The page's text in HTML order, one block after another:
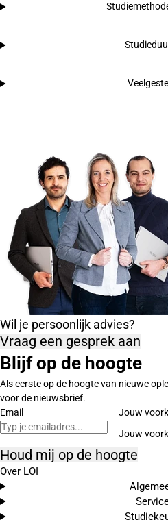
Wil je persoonlijk advies?
Vraag een gesprek aan
Blijf op de hoogte
Als eerste op de hoogte van nieuwe
voor de nieuwsbrief.
Email
Jouw
Houd mij op de hoogte
Over LOI